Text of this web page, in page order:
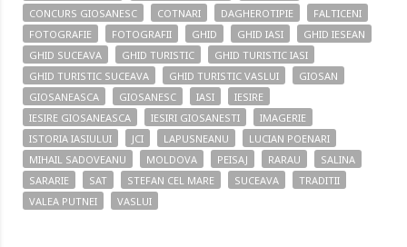
CONCURS GIOSANESC
COTNARI DAGHEROTIPIE
FALTICENI
FOTOGRAFIE
FOTOGRAFII GHID GHID IASI
GHID IESEAN
GHID SUCEAVA
GHID TURISTIC
GHID TURISTIC IASI
GHID TURISTIC SUCEAVA
GHID TURISTIC VASLUI
GIOSAN
GIOSANEASCA
GIOSANESC IASI
IESIRE
IESIRE GIOSANEASCA
IESIRI GIOSANESTI
IMAGERIE
ISTORIA IASIULUI
JCI LAPUSNEANU
LUCIAN POENARI
MIHAIL SADOVEANU
MOLDOVA PEISAJ RARAU
SALINA
SARARIE
SAT STEFAN CEL MARE SUCEAVA
TRADITII
VALEA PUTNEI
VASLUI